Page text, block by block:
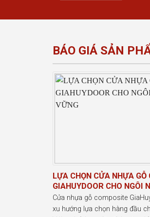
BÁO GIÁ SẢN
LỰA CHỌN CỬA NHỰA
GIAHUYDOOR CHO NGÔI
Cửa nhựa gỗ composite
xu hướng lựa chọn hàng đầu